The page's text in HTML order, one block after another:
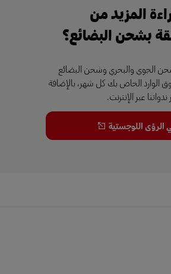
المزيد من
بشحن البضائع؟
الجوي والبحري وشحن البضائع
الوارد الخاص بك كل شهر، بالإضافة
عبر الإنترنت.
اللوجستية